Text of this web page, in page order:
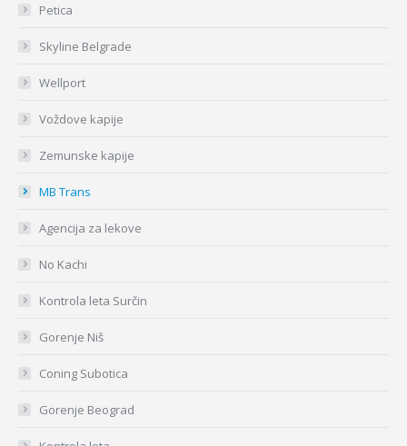
Petica
Skyline Belgrade
Wellport
Voždove kapije
Zemunske kapije
MB Trans
Agencija za lekove
No Kachi
Kontrola leta Surčin
Gorenje Niš
Coning Subotica
Gorenje Beograd